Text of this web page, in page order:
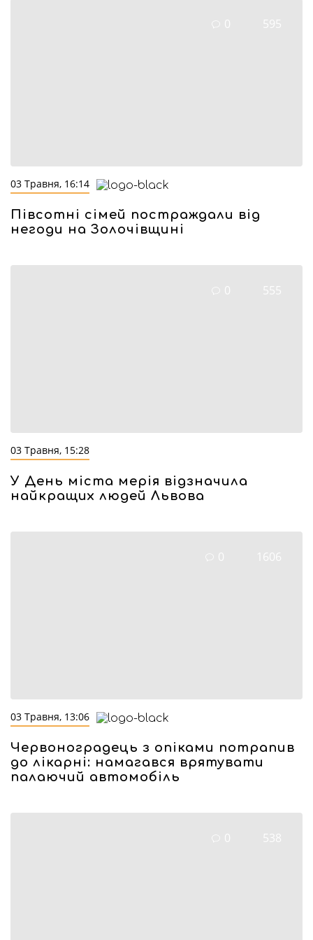
0 595
03 Травня, 16:14
Півсотні сімей постраждали від
негоди на Золочівщині
0 555
03 Травня, 15:28
У День міста мерія відзначила
найкращих людей Львова
0 1606
03 Травня, 13:06
Червоноградець з опіками потрапив
до лікарні: намагався врятувати
палаючий автомобіль
0 538